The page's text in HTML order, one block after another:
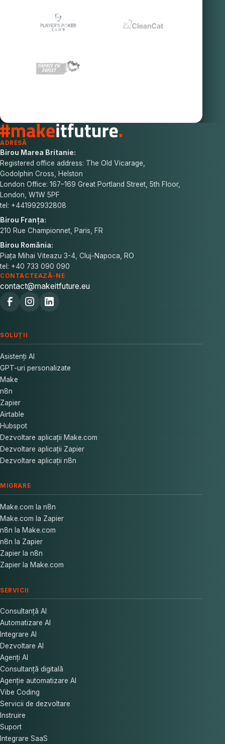
ADRESĂ
Birou Marea Britanie:
Registered office address: The Old Vicarage,
Godolphin Cross, Helston
London Office: 167–169 Great Portland Street, 5th Floor,
London, W1W 5PF
tel: +441992932808
Birou Franța:
210 Rue Championnet, Paris, FR
Birou România:
Piața Mihai Viteazu 3-4, Cluj-Napoca, RO
tel: +40 733 090 090
CONTACTEAZĂ-NE
contact@makeitfuture.eu
SOLUȚII
Asistenți AI
GPT-uri personalizate
Make
n8n
Zapier
Airtable
Hubspot
Dezvoltare aplicații Make.com
Dezvoltare aplicații Zapier
Dezvoltare aplicații n8n
MIGRARE
Make.com la n8n
Make.com la Zapier
n8n la Make.com
n8n la Zapier
Zapier la n8n
Zapier la Make.com
SERVICII
Consultanță AI
Automatizare AI
Integrare AI
Dezvoltare AI
Agenți AI
Consultanță digitală
Agenție automatizare AI
Vibe Coding
Servicii de dezvoltare
Instruire
Suport
Integrare SaaS